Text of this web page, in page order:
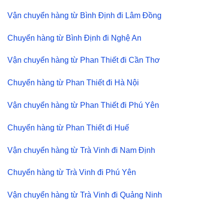
Vận chuyển hàng từ Bình Định đi Lâm Đồng
Chuyển hàng từ Bình Định đi Nghệ An
Vận chuyển hàng từ Phan Thiết đi Cần Thơ
Chuyển hàng từ Phan Thiết đi Hà Nội
Vận chuyển hàng từ Phan Thiết đi Phú Yên
Chuyển hàng từ Phan Thiết đi Huế
Vận chuyển hàng từ Trà Vinh đi Nam Định
Chuyển hàng từ Trà Vinh đi Phú Yên
Vận chuyển hàng từ Trà Vinh đi Quảng Ninh